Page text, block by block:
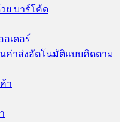
ย บาร์โค้ด
เดอร์
ค่าส่งอัตโนมัติแบบคิดตาม
า